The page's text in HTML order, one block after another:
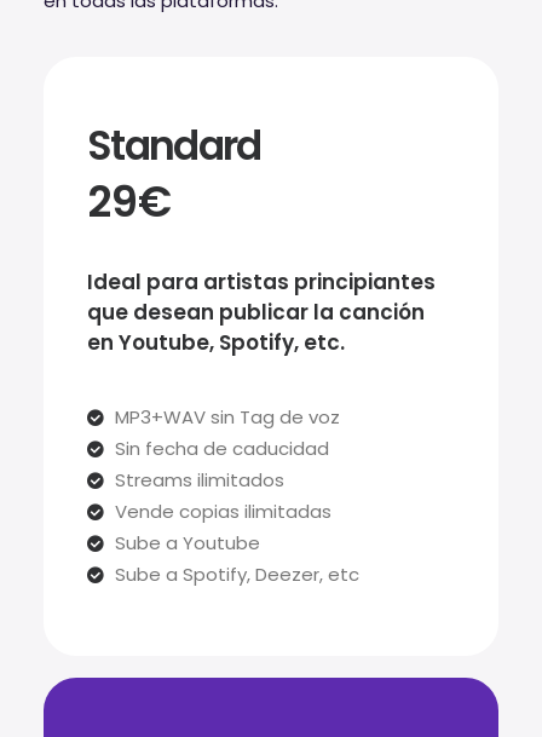
Standard
29€
Ideal para artistas principiantes
que desean publicar la canción
en Youtube, Spotify, etc.
MP3+WAV sin Tag de voz
Sin fecha de caducidad
Streams ilimitados
Vende copias ilimitadas
Sube a Youtube
Sube a Spotify, Deezer, etc